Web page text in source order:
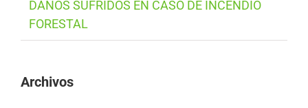
DAÑOS SUFRIDOS EN CASO DE INCENDIO
FORESTAL
Archivos